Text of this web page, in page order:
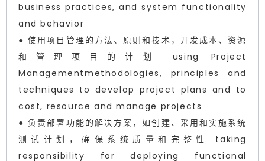
business practices, and system functionality
and behavior
● 使用项目管理的方法、原则和技术，开发成本、资源
和管理项目的计划 using Project
Managementmethodologies, principles and
techniques to develop project plans and to
cost, resource and manage projects
● 负责部署功能的解决方案，如创建、采用和实施系统
测试计划，确保系统质量和完整性 taking
responsibility for deploying functional